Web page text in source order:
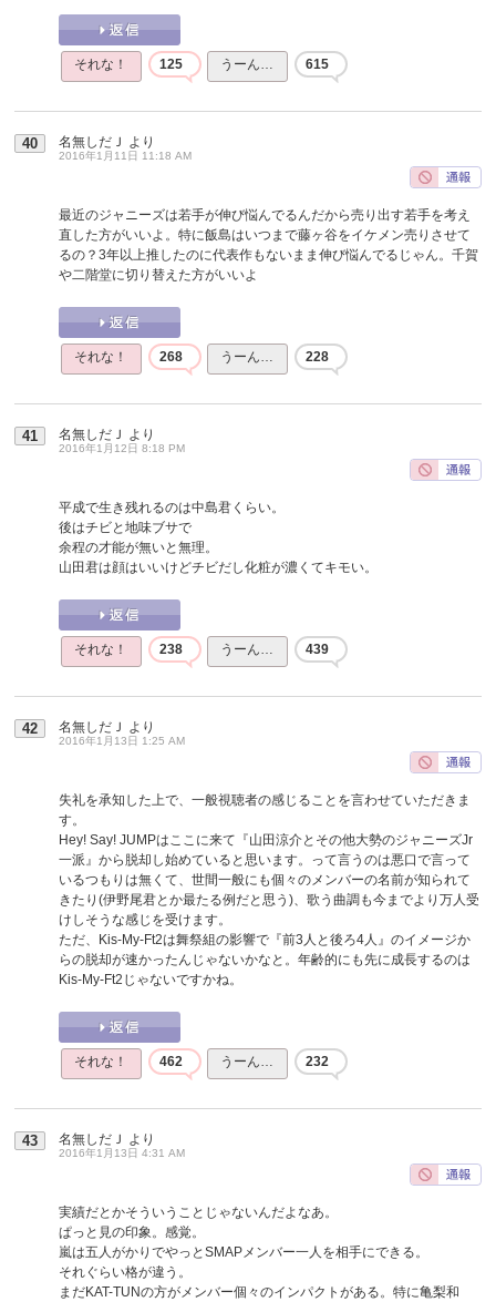
それな！ 125 うーん… 615
40 名無しだＪ より
2016年1月11日 11:18 AM
最近のジャニーズは若手が伸び悩んでるんだから売り出す若手を考え
直した方がいいよ。特に飯島はいつまで藤ヶ谷をイケメン売りさせて
るの？3年以上推したのに代表作もないまま伸び悩んでるじゃん。千賀
や二階堂に切り替えた方がいいよ
それな！ 268 うーん… 228
41 名無しだＪ より
2016年1月12日 8:18 PM
平成で生き残れるのは中島君くらい。
後はチビと地味ブサで
余程の才能が無いと無理。
山田君は顔はいいけどチビだし化粧が濃くてキモい。
それな！ 238 うーん… 439
42 名無しだＪ より
2016年1月13日 1:25 AM
失礼を承知した上で、一般視聴者の感じることを言わせていただきま
す。
Hey! Say! JUMPはここに来て『山田涼介とその他大勢のジャニーズJr
一派』から脱却し始めていると思います。って言うのは悪口で言って
いるつもりは無くて、世間一般にも個々のメンバーの名前が知られて
きたり(伊野尾君とか最たる例だと思う)、歌う曲調も今までより万人受
けしそうな感じを受けます。
ただ、Kis-My-Ft2は舞祭組の影響で『前3人と後ろ4人』のイメージか
らの脱却が速かったんじゃないかなと。年齢的にも先に成長するのは
Kis-My-Ft2じゃないですかね。
それな！ 462 うーん… 232
43 名無しだＪ より
2016年1月13日 4:31 AM
実績だとかそういうことじゃないんだよなあ。
ぱっと見の印象。感覚。
嵐は五人がかりでやっとSMAPメンバー一人を相手にできる。
それぐらい格が違う。
まだKAT-TUNの方がメンバー個々のインパクトがある。特に亀梨和